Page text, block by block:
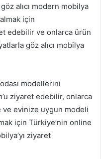
göz alıcı modern mobilya
için
edebilir ve onlarca ürün
göz alıcı mobilya
modellerini
ziyaret edebilir, onlarca
ve evinize uygun modeli
için Türkiye’nin online
ziyaret